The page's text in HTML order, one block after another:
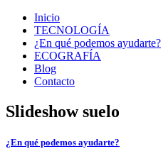
Inicio
TECNOLOGÍA
¿En qué podemos ayudarte?
ECOGRAFÍA
Blog
Contacto
Slideshowsuelo
¿En qué podemos ayudarte?